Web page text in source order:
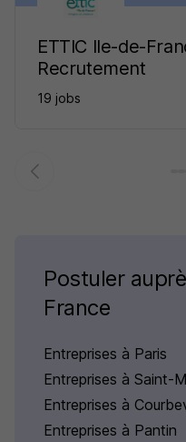
ETTIC Ile-de-
Recrutement
19 jobs
Postuler
France
Entreprises à Paris
Entreprises à Saint-
Entreprises à
Entreprises à Pantin